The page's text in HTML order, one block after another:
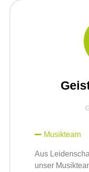
Musikteam
Aus
unser